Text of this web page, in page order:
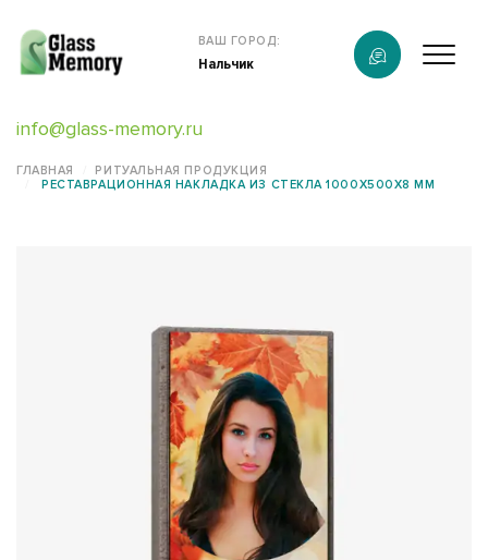
info@glass-memory.ru
ВАШ ГОРОД:
Нальчик
Продукция
Наши работы
информация
Контакты
ГЛАВНАЯ
РИТУАЛЬНАЯ ПРОДУКЦИЯ
РЕСТАВРАЦИОННАЯ НАКЛАДКА ИЗ СТЕКЛА 1000X500X8 ММ